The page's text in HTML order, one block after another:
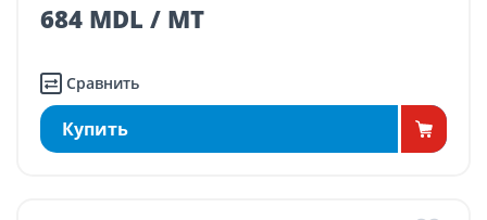
684 MDL / MT
Сравнить
Купить